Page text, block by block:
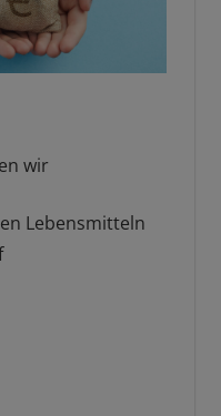
wir
Lebensmitteln